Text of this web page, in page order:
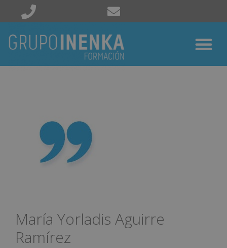
María Yorladis Aguirre
Ramírez